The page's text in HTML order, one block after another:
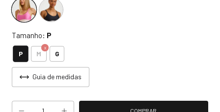
Tamanho: P
P M G
Guia de medidas